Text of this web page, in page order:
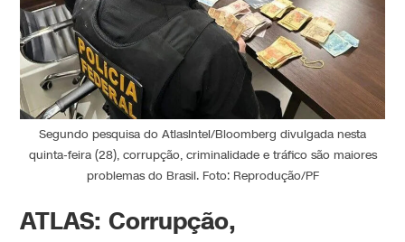
Segundo pesquisa do AtlasIntel/Bloomberg divulgada nesta
quinta-feira (28), corrupção, criminalidade e tráfico são maiores
problemas do Brasil. Foto: Reprodução/PF
ATLAS: Corrupção,